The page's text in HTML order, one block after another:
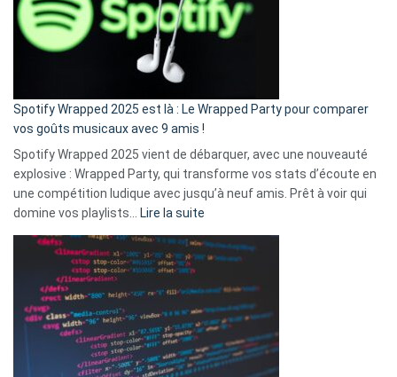
»
Solly
change
la
des
3
secondes
Spotify Wrapped 2025 est là : Le Wrapped Party pour comparer
vos goûts musicaux avec 9 amis !
Spotify Wrapped 2025 vient de débarquer, avec une nouveauté
explosive : Wrapped Party, qui transforme vos stats d’écoute en
une compétition ludique avec jusqu’à neuf amis. Prêt à voir qui
domine vos playlists… Lire la suite
Spotify
Wrapped
est
là
:
Le
Wrapped